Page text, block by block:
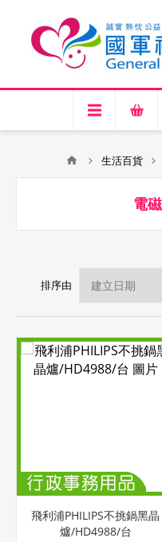
生活百貨
電
排序由
飛利浦PHILIPS不挑鍋黑晶
爐/HD4988/台